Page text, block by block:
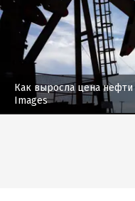
Как выросла цена нефти
Images